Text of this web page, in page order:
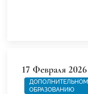
17 Февраля 2026
ОБРАЗОВАНИЮ